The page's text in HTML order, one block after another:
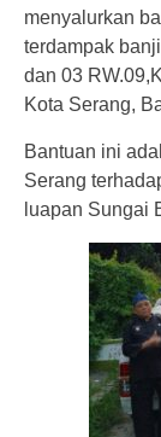
menyalurkan
terdampak
dan 03
Kota Serang,
Bantuan ini
Serang
luapan Sungai